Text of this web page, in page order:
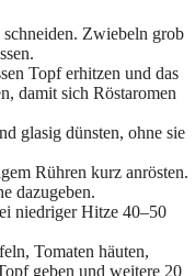
Zwiebeln grob
Topf erhitzen und das
damit sich Röstaromen
glasig dünsten, ohne sie
Rühren kurz anrösten.
dazugeben.
niedriger Hitze 40–50
Tomaten häuten,
geben und weitere 20